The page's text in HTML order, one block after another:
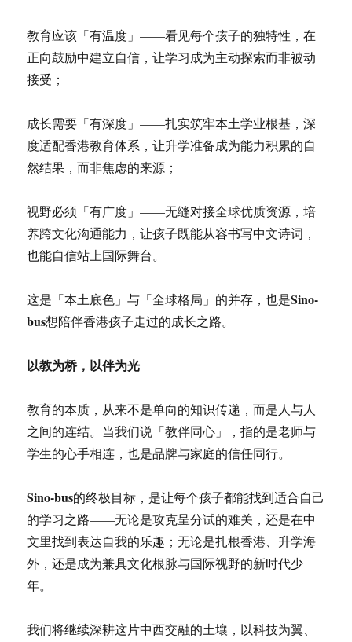
教育应该「有温度」——看见每个孩子的独特性，在
正向鼓励中建立自信，让学习成为主动探索而非被动
接受；
成长需要「有深度」——扎实筑牢本土学业根基，深
度适配香港教育体系，让升学准备成为能力积累的自
然结果，而非焦虑的来源；
视野必须「有广度」——无缝对接全球优质资源，培
养跨文化沟通能力，让孩子既能从容书写中文诗词，
也能自信站上国际舞台。
这是「本土底色」与「全球格局」的并存，也是Sino-
bus想陪伴香港孩子走过的成长之路。
以教为桥，以伴为光
教育的本质，从来不是单向的知识传递，而是人与人
之间的连结。当我们说「教伴同心」，指的是老师与
学生的心手相连，也是品牌与家庭的信任同行。
Sino-bus的终极目标，是让每个孩子都能找到适合自己
的学习之路——无论是攻克呈分试的难关，还是在中
文里找到表达自我的乐趣；无论是扎根香港、升学海
外，还是成为兼具文化根脉与国际视野的新时代少
年。
我们将继续深耕这片中西交融的土壤，以科技为翼、